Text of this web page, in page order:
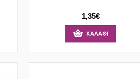
1,35€
ΚΑΛΆΘΙ